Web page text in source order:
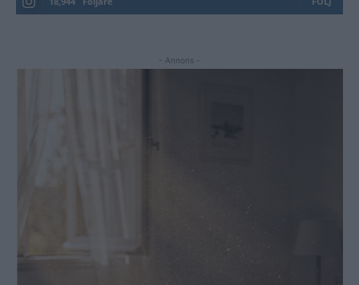
- Annons -